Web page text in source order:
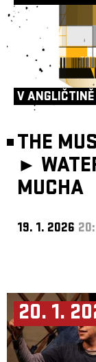
V ANGLIČTINĚ
THE
►
MUCHA
19. 1. 2026
20. 1.